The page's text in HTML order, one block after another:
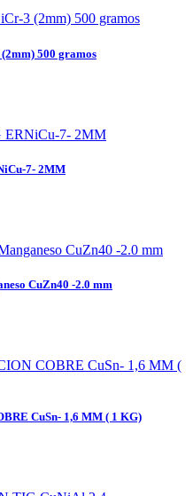
500 gramos
7- 2MM
CuZn40 -2.0 mm
CuSn- 1,6 MM ( 1 KG)